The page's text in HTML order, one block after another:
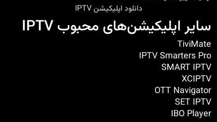
دانلود اپلیکیشن IPTV
سایر اپلیکیشن‌های محبوب IPTV
TiviMate
IPTV Smarters Pro
SMART IPTV
XCIPTV
OTT Navigator
SET IPTV
IBO Player